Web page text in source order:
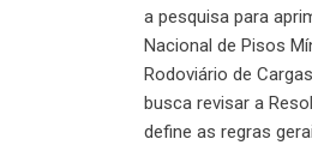
a pesquisa para
Nacional de Pisos
Rodoviário de
busca revisar a
define as regras